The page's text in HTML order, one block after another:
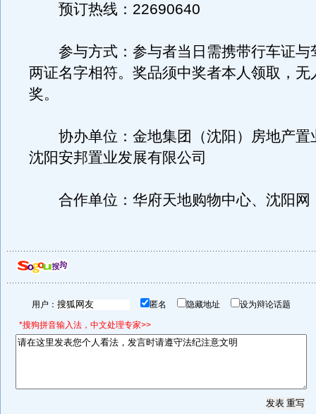
预订热线：22690640
参与方式：参与者当日需携带行车证与
两证名字相符。奖品须中奖者本人领取，无
奖。
协办单位：金地集团（沈阳）房地产置
沈阳安邦置业发展有限公司
合作单位：华府天地购物中心、沈阳网
用户： 匿名 隐藏地址 设为辩论话题
*搜狗拼音输入法，中文处理专家>>